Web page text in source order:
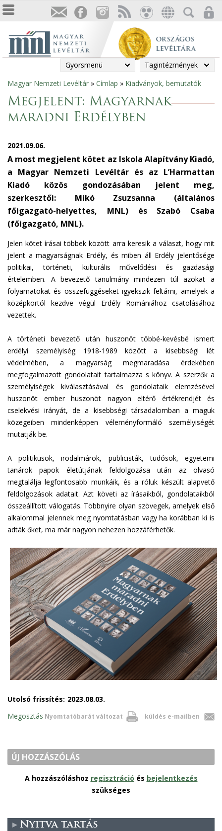
Gyorsmenü Tagintézmények
Jelenlegi
hely
Magyar Nemzeti Levéltár » Címlap » Kiadványok, bemutatók
Megjelent: Magyarnak
maradni Erdélyben
2021.09.06.
A most megjelent kötet az Iskola Alapítvány Kiadó,
a Magyar Nemzeti Levéltár és az L’Harmattan
Kiadó közös gondozásában jelent meg,
szerkesztői: Mikó Zsuzsanna (általános
főigazgató-helyettes, MNL) és Szabó Csaba
(főigazgató, MNL).
Jelen kötet írásai többek között arra keresik a választ, hogy mit
jelent a magyarságnak Erdély, és miben áll Erdély jelentősége
politikai, történeti, kulturális művelődési és gazdasági
értelemben. A bevezető tanulmány mindezen túl azokat a
folyamatokat és összefüggéseket igyekszik feltárni, amelyek a
középkortól kezdve végül Erdély Romániához csatolásához
vezettek.
A történeti bevezető után huszonöt többé-kevésbé ismert
erdélyi személyiség 1918-1989 között a kisebbségi lét
védelmében, a magyarság megmaradása érdekében
megfogalmazott gondolatait tartalmazza s könyv. A szerzők a
személyiségek kiválasztásával és gondolataik elemzésével
huszonöt ember huszonöt nagyon eltérő értékrendjét és
cselekvési irányát, de a kisebbségi társadalomban a maguk
közegeiben mindenképpen véleményformáló személyiségét
mutatják be.
A politikusok, irodalmárok, publicisták, tudósok, egyetemi
tanárok papok életútjának feldolgozása után az olvasó
megtalálja legfontosabb munkáik, és a róluk készült alapvető
feldolgozások adatait. Azt követi az írásaikból, gondolataikból
összeállított válogatás. Többnyire olyan szövegek, amelyek első
alkalommal jelennek meg nyomtatásban vagy ha korábban ki is
adták őket, ma már nagyon nehezen hozzáférhetők.
Utolsó frissítés: 2023.08.03.
Nyomtatóbarát változat küldés e-mailben
Megosztás
ÚJ HOZZÁSZÓLÁS
A hozzászóláshoz regisztráció és bejelentkezés
szükséges
Nyitva tartás